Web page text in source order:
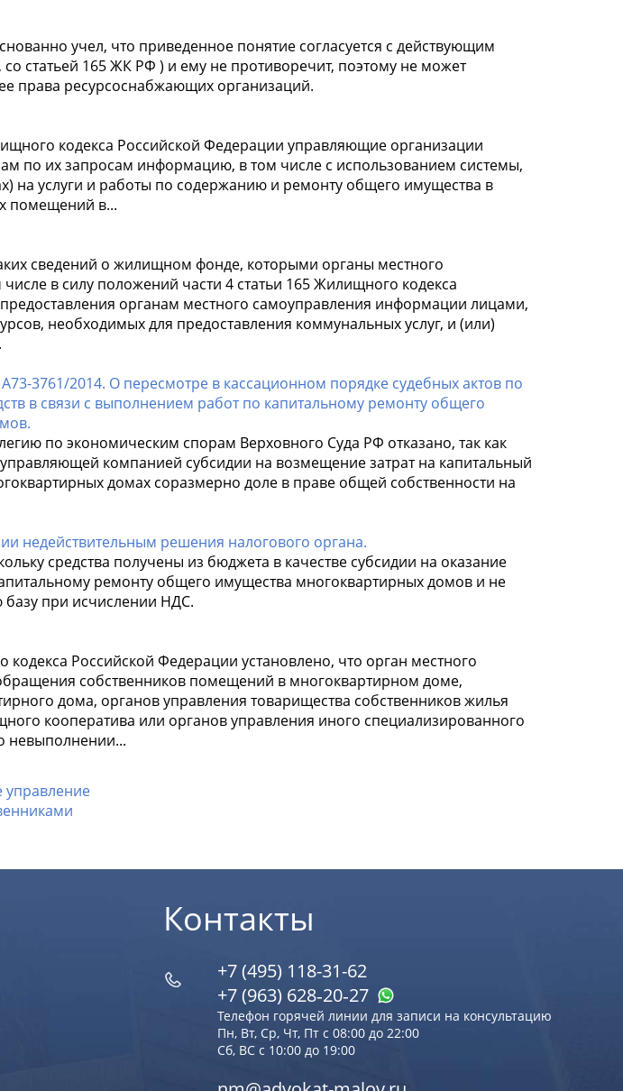
учел, что приведенное понятие согласуется с действующим
со статьей 165 ЖК РФ ) и ему не противоречит, поэтому не может
права ресурсоснабжающих организаций.
кодекса Российской Федерации управляющие организации
по их запросам информацию, в том числе с использованием системы,
на услуги и работы по содержанию и ремонту общего имущества в
помещений в...
сведений о жилищном фонде, которыми органы местного
в силу положений части 4 статьи 165 Жилищного кодекса
органам местного самоуправления информации лицами,
необходимых для предоставления коммунальных услуг, и (или)
3761/2014. О пересмотре в кассационном порядке судебных актов по
в связи с выполнением работ по капитальному ремонту общего
по экономическим спорам Верховного Суда РФ отказано, так как
компанией субсидии на возмещение затрат на капитальный
домах соразмерно доле в праве общей собственности на
недействительным решения налогового органа.
средства получены из бюджета в качестве субсидии на оказание
ремонту общего имущества многоквартирных домов и не
при исчислении НДС.
кодекса Российской Федерации установлено, что орган местного
собственников помещений в многоквартирном доме,
дома, органов управления товарищества собственников жилья
кооператива или органов управления иного специализированного
невыполнении...
управление
Контакты
+7 (495) 118-31-62
+7 (963) 628‑20‑27
Телефон горячей линии для записи на консультацию
Пн, Вт, Ср, Чт, Пт с 08:00 до 22:00
Сб, ВС с 10:00 до 19:00